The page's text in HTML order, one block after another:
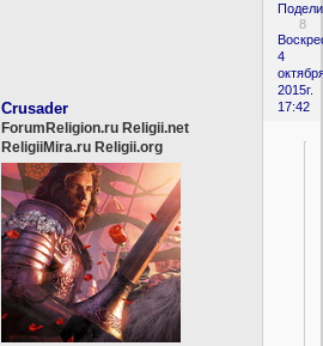
8
4
2015г.
17:42
Crusader
ForumReligion.ru Religii.net
ReligiiMira.ru Religii.org